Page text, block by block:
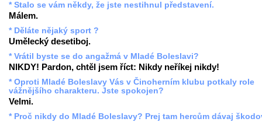
* Stalo se vám někdy, že jste nestihnul představení.
Málem.
* Děláte nějaký sport ?
Umělecký desetiboj.
* Vrátil byste se do angažmá v Mladé Boleslavi?
NIKDY! Pardon, chtěl jsem říct: Nikdy neříkej nikdy!
* Oproti Mladé Boleslavy Vás v Činoherním klubu potkaly role
vážnějšího charakteru. Jste spokojen?
Velmi.
* Proč nikdy do Mladé Boleslavy? Prej tam hercům dávaj